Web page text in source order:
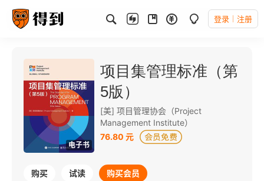
登录 注册
电子书
项目集管理标准（第
5版）
[美] 项目管理协会（Project
Management Institute）
76.80 元
购买 试读 购买会员